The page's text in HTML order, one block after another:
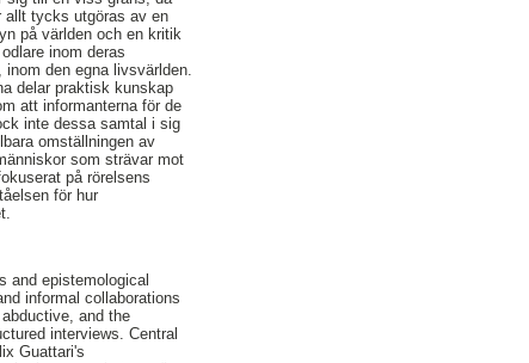
allt tycks utgöras av en
på världen och en kritik
inom deras
den egna livsvärlden.
delar praktisk kunskap
att informanterna för de
inte dessa samtal i sig
omställningen av
som strävar mot
på rörelsens
för hur
and epistemological
informal collaborations
and the
interviews. Central
Guattari's